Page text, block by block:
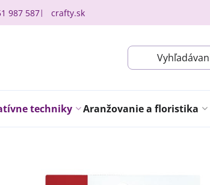
987 587 crafty.sk
techniky Aranžovanie a floristika